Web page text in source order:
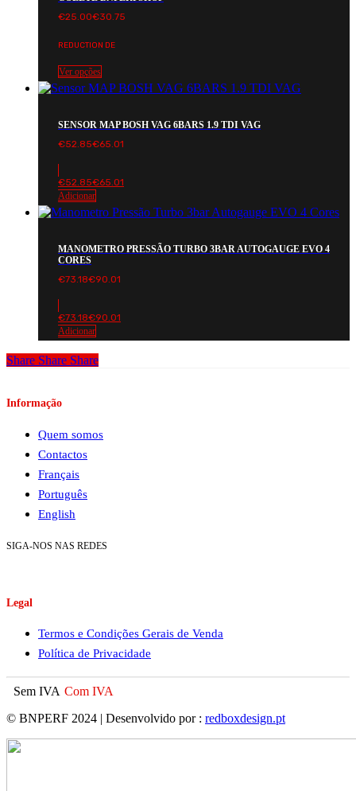
€25.00€30.75
REDUCTION DE
Ver opções
SENSOR MAP BOSH VAG 6BARS 1.9 TDI VAG
€52.85€65.01
€52.85€65.01
Adicionar
MANOMETRO PRESSÃO TURBO 3BAR AUTOGAUGE EVO 4
CORES
€73.18€90.01
€73.18€90.01
Adicionar
Share Share Share
Informação
Quem somos
Contactos
Français
Português
English
SIGA-NOS NAS REDES
Legal
Termos e Condições Gerais de Venda
Política de Privacidade
Sem IVA Com IVA
© BNPERF 2024 | Desenvolvido por : redboxdesign.pt